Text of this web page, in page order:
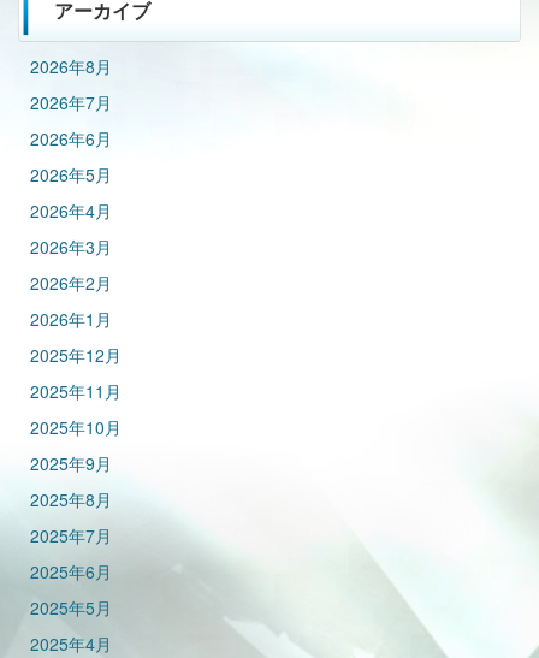
アーカイブ
2026年8月
2026年7月
2026年6月
2026年5月
2026年4月
2026年3月
2026年2月
2026年1月
2025年12月
2025年11月
2025年10月
2025年9月
2025年8月
2025年7月
2025年6月
2025年5月
2025年4月